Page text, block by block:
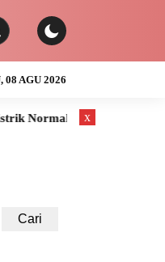
08 AGU 2026
Anak Usia 3 Tahun
Cari
x